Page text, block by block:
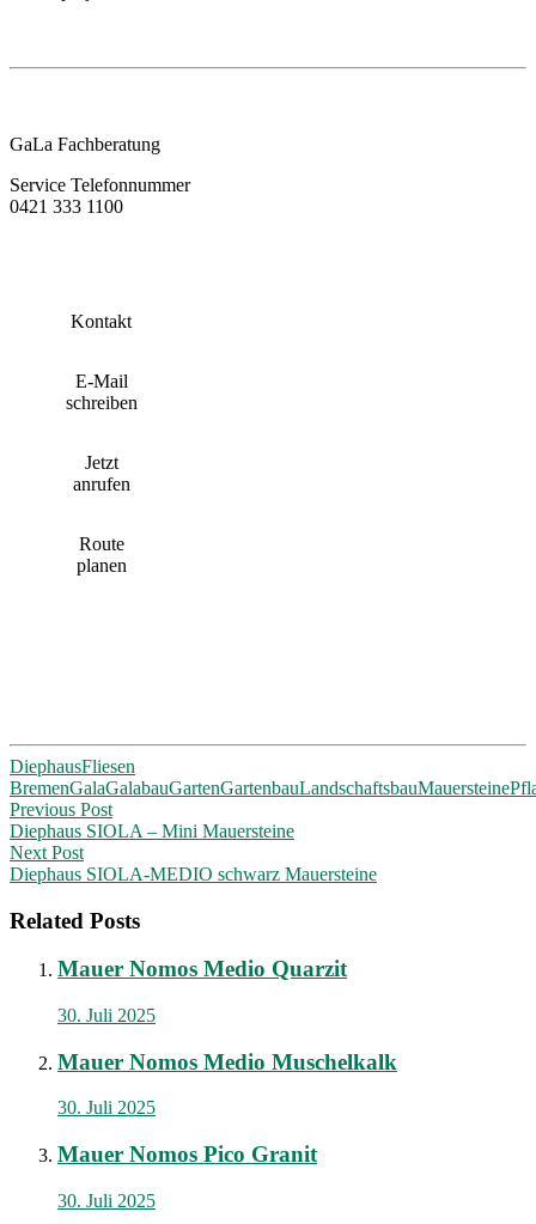
GaLa Fachberatung
Service Telefonnummer
0421 333 1100
Kontakt
E-Mail
schreiben
Jetzt
anrufen
Route
planen
DiephausFliesen
BremenGalaGalabauGartenGartenbauLandschaftsbauMauersteine
Post
navigation
Previous Post
Diephaus SIOLA – Mini Mauersteine
Next Post
Diephaus SIOLA-MEDIO schwarz Mauersteine
Related Posts
Mauer Nomos Medio Quarzit
30. Juli 2025
Mauer Nomos Medio Muschelkalk
30. Juli 2025
Mauer Nomos Pico Granit
30. Juli 2025